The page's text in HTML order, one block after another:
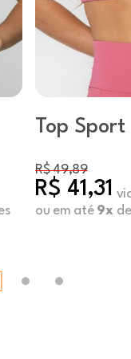
Top Sport
R$ 49,89
R$ 41,31
ou em até 9x